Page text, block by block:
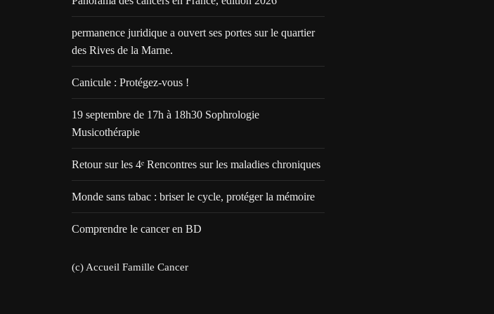
permanence juridique a ouvert ses portes sur le quartier
des Rives de la Marne.
Canicule : Protégez-vous !
19 septembre de 17h à 18h30 Sophrologie
Musicothérapie
Retour sur les 4ᵉ Rencontres sur les maladies chroniques
Monde sans tabac : briser le cycle, protéger la mémoire
Comprendre le cancer en BD
(c) Accueil Famille Cancer